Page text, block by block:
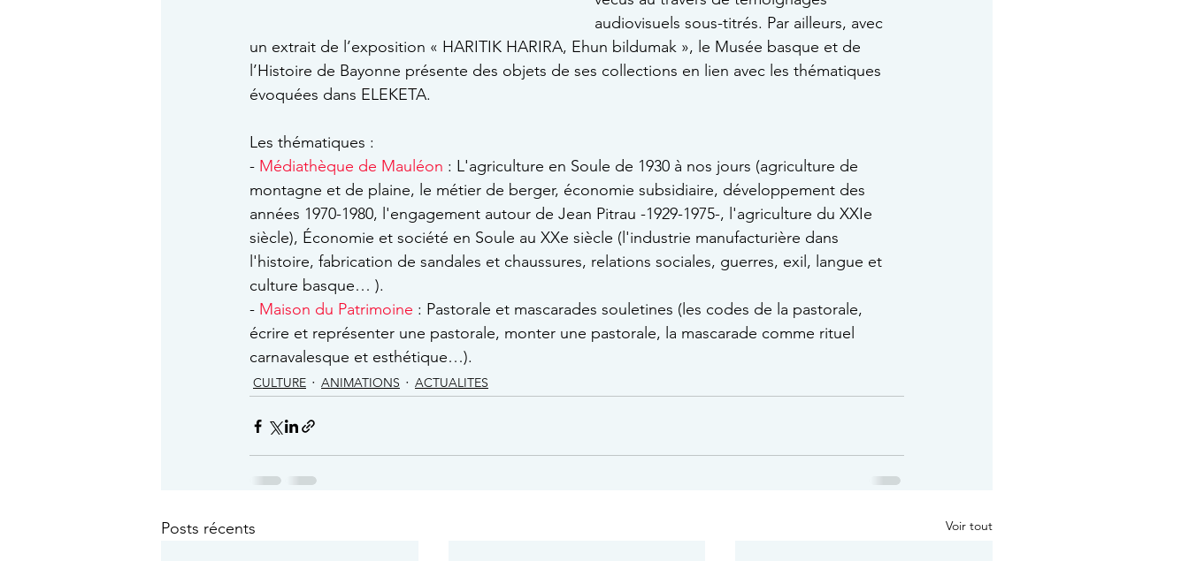
audiovisuels sous-titrés. Par ailleurs, avec
un extrait de l’exposition « HARITIK HARIRA, Ehun bildumak », le Musée basque et de
l’Histoire de Bayonne présente des objets de ses collections en lien avec les thématiques
évoquées dans ELEKETA.
Les thématiques :
- Médiathèque de Mauléon : L'agriculture en Soule de 1930 à nos jours (agriculture de
montagne et de plaine, le métier de berger, économie subsidiaire, développement des
années 1970-1980, l'engagement autour de Jean Pitrau -1929-1975-, l'agriculture du XXIe
siècle), Économie et société en Soule au XXe siècle (l'industrie manufacturière dans
l'histoire, fabrication de sandales et chaussures, relations sociales, guerres, exil, langue et
culture basque… ).
- Maison du Patrimoine : Pastorale et mascarades souletines (les codes de la pastorale,
écrire et représenter une pastorale, monter une pastorale, la mascarade comme rituel
carnavalesque et esthétique…).
CULTURE ANIMATIONS ACTUALITES
Posts récents Voir tout